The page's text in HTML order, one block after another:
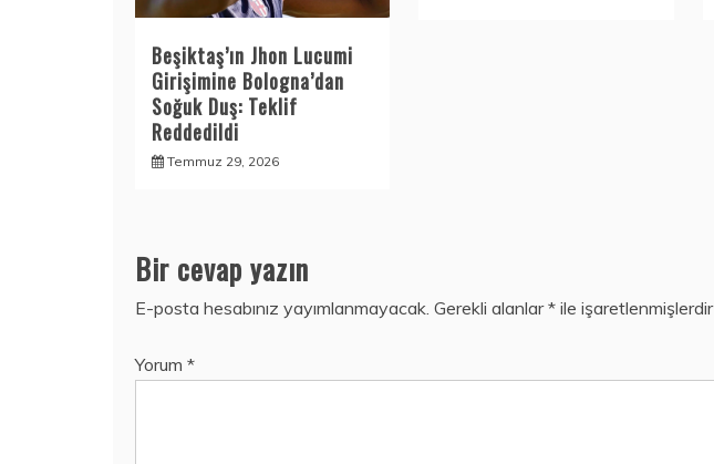
Beşiktaş’ın Jhon Lucumi
Girişimine Bologna’dan
Soğuk Duş: Teklif
Reddedildi
Temmuz 29, 2026
Bir cevap yazın
E-posta hesabınız yayımlanmayacak. Gerekli alanlar* ile işaretlenmişlerdir
Yorum *